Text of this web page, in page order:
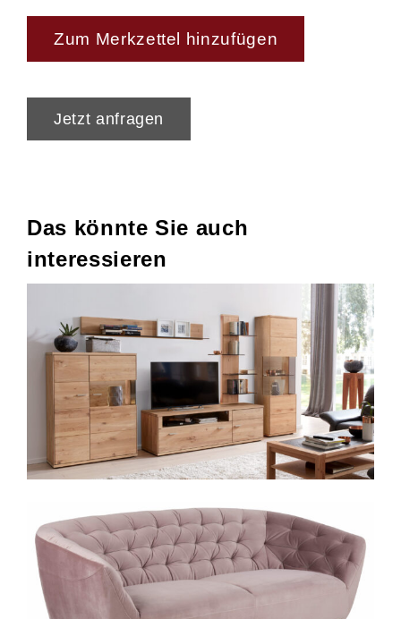
Zum Merkzettel hinzufügen
Jetzt anfragen
Das könnte Sie auch
interessieren